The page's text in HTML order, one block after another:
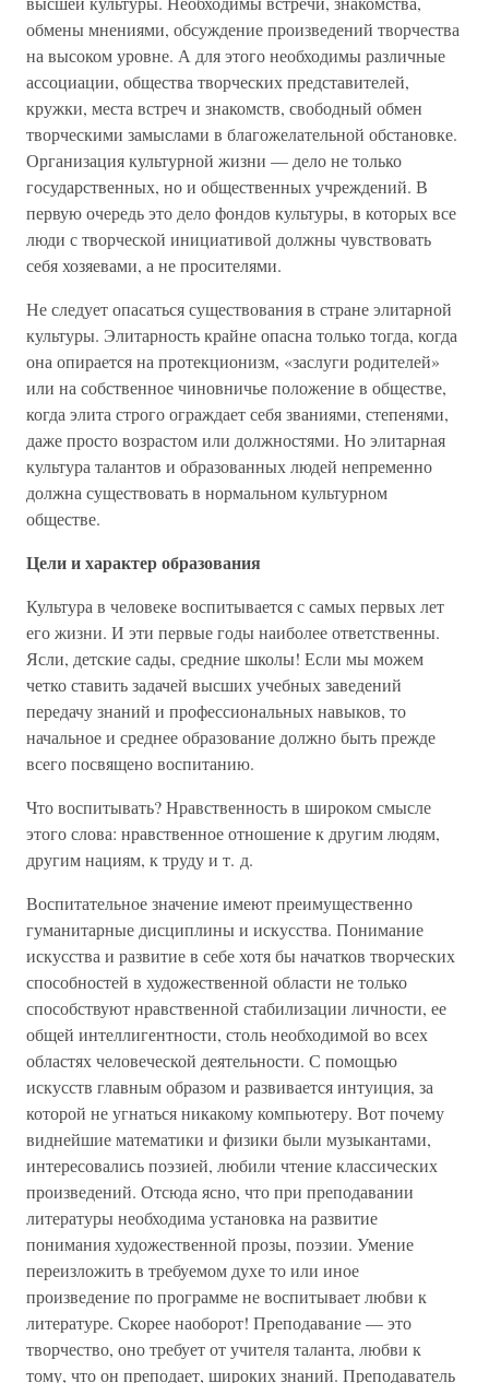
обмены мнениями, обсуждение произведений творчества
на высоком уровне. А для этого необходимы различные
ассоциации, общества творческих представителей,
кружки, места встреч и знакомств, свободный обмен
творческими замыслами в благожелательной обстановке.
Организация культурной жизни — дело не только
государственных, но и общественных учреждений. В
первую очередь это дело фондов культуры, в которых все
люди с творческой инициативой должны чувствовать
себя хозяевами, а не просителями.
Не следует опасаться существования в стране элитарной
культуры. Элитарность крайне опасна только тогда, когда
она опирается на протекционизм, «заслуги родителей»
или на собственное чиновничье положение в обществе,
когда элита строго ограждает себя званиями, степенями,
даже просто возрастом или должностями. Но элитарная
культура талантов и образованных людей непременно
должна существовать в нормальном культурном
обществе.
Цели и характер образования
Культура в человеке воспитывается с самых первых лет
его жизни. И эти первые годы наиболее ответственны.
Ясли, детские сады, средние школы! Если мы можем
четко ставить задачей высших учебных заведений
передачу знаний и профессиональных навыков, то
начальное и среднее образование должно быть прежде
всего посвящено воспитанию.
Что воспитывать? Нравственность в широком смысле
этого слова: нравственное отношение к другим людям,
другим нациям, к труду и т. д.
Воспитательное значение имеют преимущественно
гуманитарные дисциплины и искусства. Понимание
искусства и развитие в себе хотя бы начатков творческих
способностей в художественной области не только
способствуют нравственной стабилизации личности, ее
общей интеллигентности, столь необходимой во всех
областях человеческой деятельности. С помощью
искусств главным образом и развивается интуиция, за
которой не угнаться никакому компьютеру. Вот почему
виднейшие математики и физики были музыкантами,
интересовались поэзией, любили чтение классических
произведений. Отсюда ясно, что при преподавании
литературы необходима установка на развитие
понимания художественной прозы, поэзии. Умение
переизложить в требуемом духе то или иное
произведение по программе не воспитывает любви к
литературе. Скорее наоборот! Преподавание — это
творчество, оно требует от учителя таланта, любви к
тому, что он преподает, широких знаний. Преподаватель